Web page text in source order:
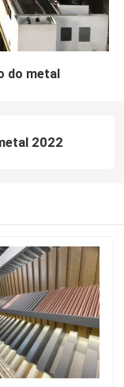
do metal
2022